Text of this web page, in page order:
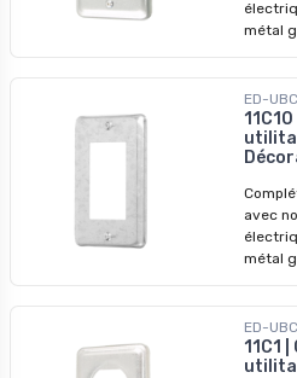
métal
ED-
11C10 |
avec
métal
ED-
11C1 |